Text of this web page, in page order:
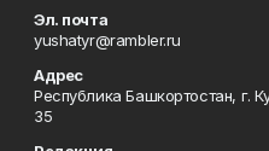
Эл. почта
yushatyr@rambler.ru
Адрес
Республика Башкортостан, г.
35